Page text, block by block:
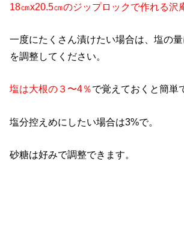
18㎝x20.5㎝のジップロックで作れる沢
一度にたくさん漬けたい場合は、塩の
を調整してください。
塩は大根の３〜4％で覚えておくと簡単
塩分控えめにしたい場合は3%で。
砂糖は好みで調整できます。